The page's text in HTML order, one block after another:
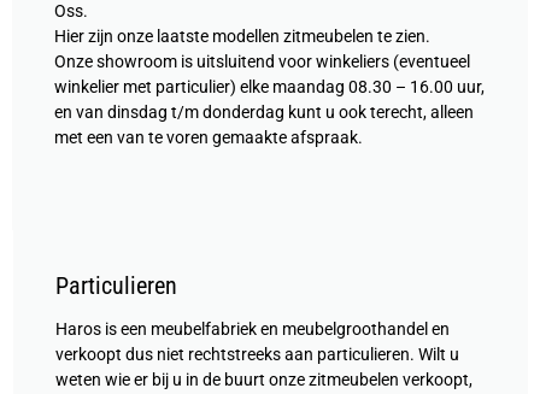
Oss.
Hier zijn onze laatste modellen zitmeubelen te zien.
Onze showroom is uitsluitend voor winkeliers (eventueel
winkelier met particulier) elke maandag 08.30 – 16.00 uur,
en van dinsdag t/m donderdag kunt u ook terecht, alleen
met een van te voren gemaakte afspraak.
Particulieren
Haros is een meubelfabriek en meubelgroothandel en
verkoopt dus niet rechtstreeks aan particulieren. Wilt u
weten wie er bij u in de buurt onze zitmeubelen verkoopt,